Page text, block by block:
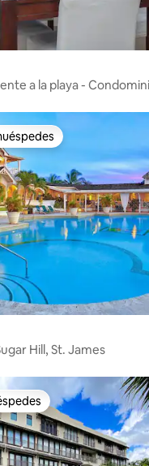
a la playa -
preferido
Hill, St. James